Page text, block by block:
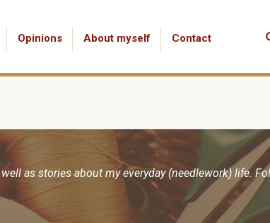
Opinions About myself Contact
as stories about my everyday (needlework) life.